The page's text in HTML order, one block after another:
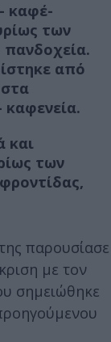
καφέ-
των
πανδοχεία.
από
καφενεία.
και
των
παρουσίασε
με τον
σημειώθηκε